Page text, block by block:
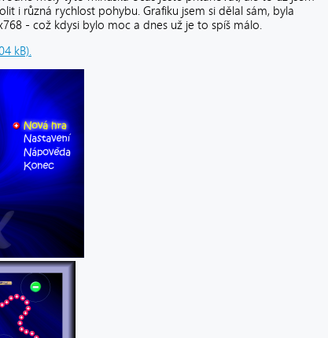
i různá rychlost pohybu. Grafiku jsem si dělal sám, byla
- což kdysi bylo moc a dnes už je to spíš málo.
kB).